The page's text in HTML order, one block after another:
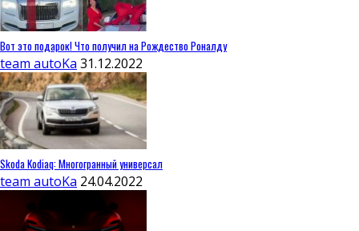
Вот это подарок! Что получил на Рождество Роналду
team autoKa 31.12.2022
Skoda Kodiaq: Многогранный универсал
team autoKa 24.04.2022